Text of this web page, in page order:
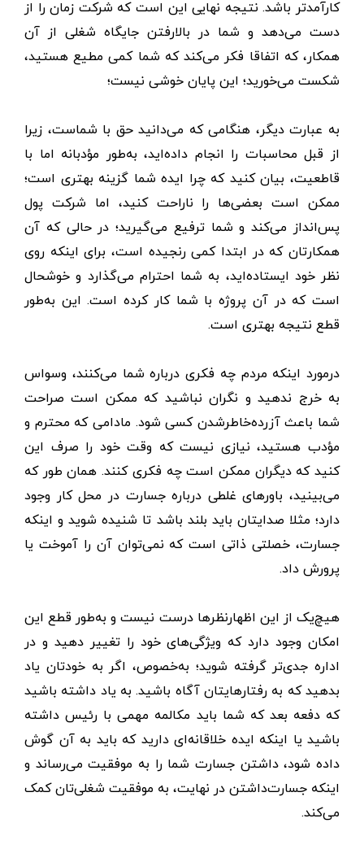
کارآمدتر باشد. نتیجه نهایی این است که شرکت زمان را از
دست می‌دهد و شما در بالارفتن جایگاه شغلی از آن
همکار، که اتفاقا فکر می‌کند که شما کمی مطیع هستید،
شکست می‌خورید؛ این پایان خوشی نیست؛
به عبارت دیگر، هنگامی که می‌دانید حق با شماست، زیرا
از قبل محاسبات را انجام داده‌اید، به‌طور مؤدبانه اما با
قاطعیت، بیان کنید که چرا ایده شما گزینه بهتری است؛
ممکن است بعضی‌ها را ناراحت کنید، اما شرکت پول
پس‌انداز می‌کند و شما ترفیع می‌گیرید؛ در حالی که آن
همکارتان که در ابتدا کمی رنجیده است، برای اینکه روی
نظر خود ایستاده‌اید، به شما احترام می‌گذارد و خوشحال
است که در آن پروژه با شما کار کرده است. این به‌طور
قطع نتیجه بهتری است.
درمورد اینکه مردم چه فکری درباره شما می‌کنند، وسواس
به خرج ندهید و نگران نباشید که ممکن است صراحت
شما باعث آزرده‌خاطر‌شدن کسی شود. مادامی که محترم و
مؤدب هستید، نیازی نیست که وقت خود را صرف این
کنید که دیگران ممکن است چه فکری کنند. همان طور که
می‌بینید، باورهای غلطی درباره جسارت در محل کار وجود
دارد؛ مثلا صدایتان باید بلند باشد تا شنیده شوید و اینکه
جسارت، خصلتی ذاتی است که نمی‌توان آن را آموخت یا
پرورش داد.
هیچ‌یک از این اظهارنظرها درست نیست و به‌طور قطع این
امکان وجود دارد که ویژگی‌های خود را تغییر دهید و در
اداره جدی‌تر گرفته شوید؛ به‌خصوص، اگر به خودتان یاد
بدهید که به رفتارهایتان آگاه باشید. به یاد داشته باشید
که دفعه بعد که شما باید مکالمه مهمی با رئیس داشته
باشید یا اینکه ایده خلاقانه‌ای دارید که باید به آن گوش
داده شود، داشتن جسارت شما را به موفقیت می‌رساند و
اینکه جسارت‌داشتن در نهایت، به موفقیت شغلی‌تان کمک
می‌کند.